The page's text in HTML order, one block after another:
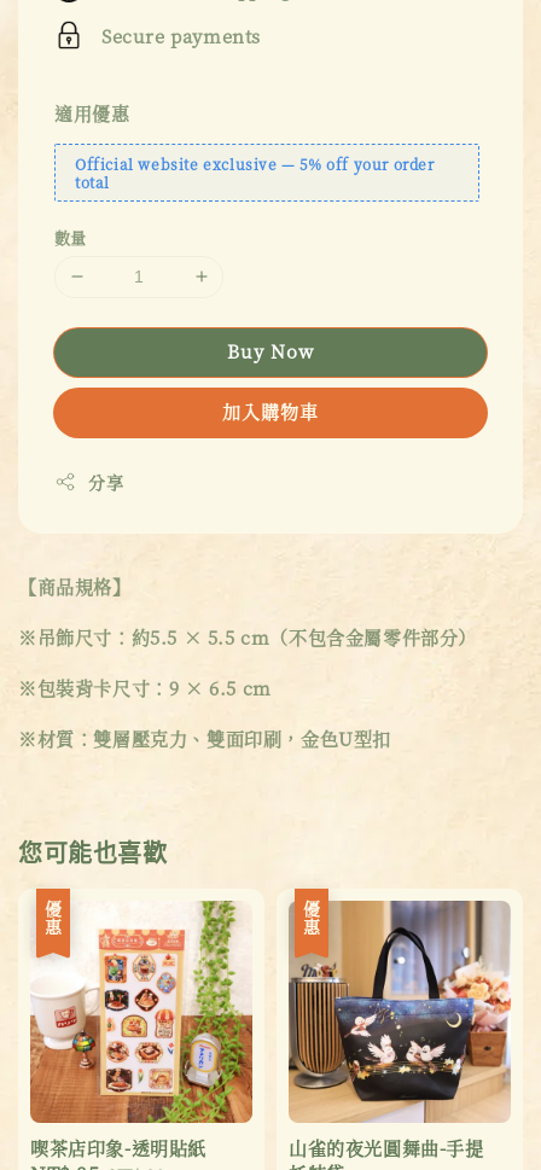
Secure payments
適用優惠
Official website exclusive — 5% off your order
total
數量
Buy Now
加入購物車
分享
【商品規格】
※吊飾尺寸：約5.5 × 5.5 cm（不包含金屬零件部分）
※包裝背卡尺寸：9 × 6.5 cm
※材質：雙層壓克力、雙面印刷，金色U型扣
您可能也喜歡
優惠
喫茶店印象-透明貼紙
優惠
山雀的夜光圓舞曲-手提